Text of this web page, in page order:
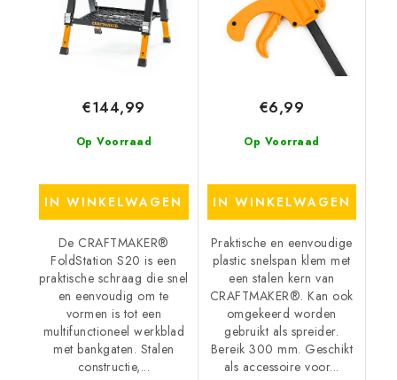
Op Voorraad
€144,99
IN WINKELWAGEN
De CRAFTMAKER®
FoldStation S20 is een
praktische schraag die snel
en eenvoudig om te
vormen is tot een
multifunctioneel werkblad
met bankgaten. Stalen
constructie,...
Op Voorraad
€6,99
IN WINKELWAGEN
Praktische en eenvoudige
plastic snelspan klem met
een stalen kern van
CRAFTMAKER®. Kan ook
omgekeerd worden
gebruikt als spreider.
Bereik 300 mm. Geschikt
als accessoire voor...